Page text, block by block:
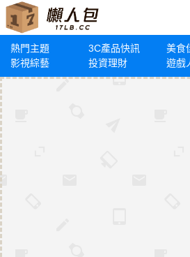
熱門主題 3C產品快訊 美食
影視綜藝
投資理財 遊戲